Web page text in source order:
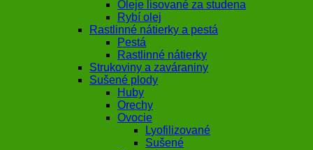
Oleje lisované za studena
Rybí olej
Rastlinné nátierky a pestá
Pestá
Rastlinné nátierky
Strukoviny a zaváraniny
Sušené plody
Huby
Orechy
Ovocie
Lyofilizované
Sušené